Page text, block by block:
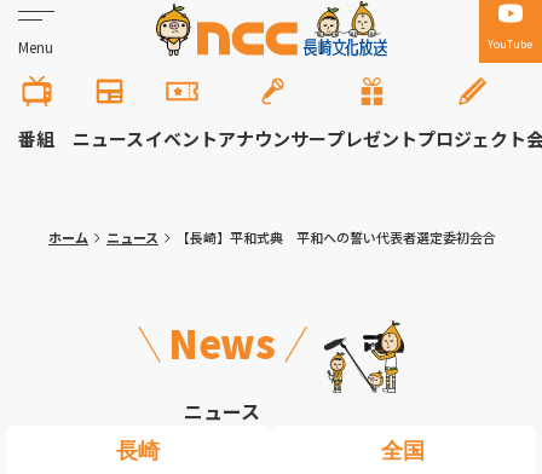
Menu YouTube
番組 ニュースイベントアナウンサープレゼントプロジェクト
ホーム ニュース 【長崎】平和式典 平和への誓い代表者選定委初会合
News
ニュース
長崎 全国